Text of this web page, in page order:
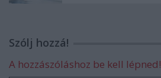
Szólj hozzá!
A hozzászóláshoz be kell lépned!